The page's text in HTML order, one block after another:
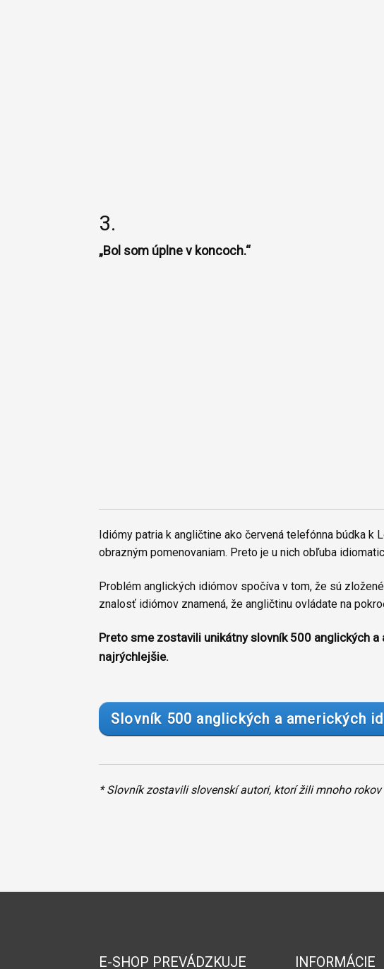
3.
„Bol som úplne v koncoch.“
Idiómy patria k angličtine ako červená telefónna búdka k
obrazným pomenovaniam. Preto je u nich obľuba
Problém anglických idiómov spočíva v tom, že sú
znalosť idiómov znamená, že angličtinu ovládate na
Preto sme zostavili unikátny slovník 500 anglických
najrýchlejšie.
Slovník 500 anglických a amerických
* Slovník zostavili slovenskí autori, ktorí žili mnoho rokov
E-SHOP PREVÁDZKUJE INFORMÁCIE